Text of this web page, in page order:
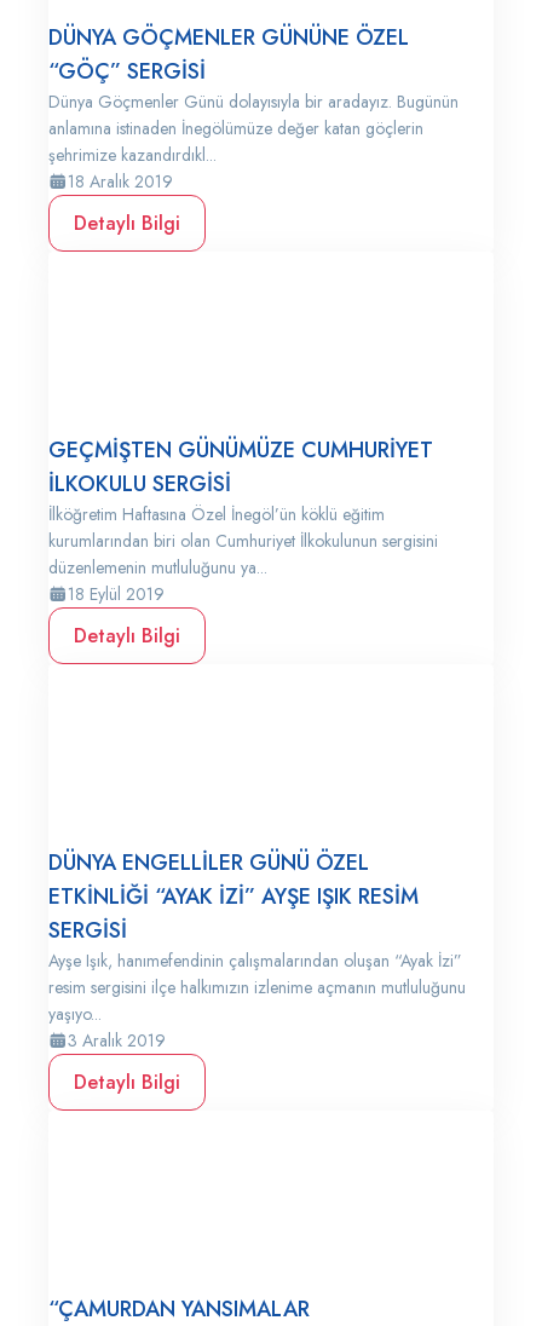
DÜNYA GÖÇMENLER GÜNÜNE ÖZEL
“GÖÇ” SERGİSİ
Dünya Göçmenler Günü dolayısıyla bir aradayız. Bugünün
anlamına istinaden İnegölümüze değer katan göçlerin
şehrimize kazandırdıkl...
18 Aralık 2019
Detaylı Bilgi
GEÇMİŞTEN GÜNÜMÜZE CUMHURİYET
İLKOKULU SERGİSİ
İlköğretim Haftasına Özel İnegöl’ün köklü eğitim
kurumlarından biri olan Cumhuriyet İlkokulunun sergisini
düzenlemenin mutluluğunu ya...
18 Eylül 2019
Detaylı Bilgi
DÜNYA ENGELLİLER GÜNÜ ÖZEL
ETKİNLİĞİ “AYAK İZİ” AYŞE IŞIK RESİM
SERGİSİ
Ayşe Işık, hanımefendinin çalışmalarından oluşan “Ayak İzi”
resim sergisini ilçe halkımızın izlenime açmanın mutluluğunu
yaşıyo...
3 Aralık 2019
Detaylı Bilgi
“ÇAMURDAN YANSIMALAR